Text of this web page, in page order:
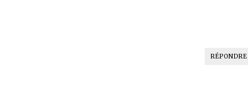
RÉPONDRE